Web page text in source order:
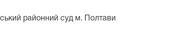
районний суд м. Полтави